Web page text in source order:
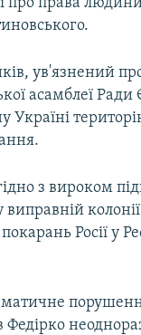
ув'язнений
асамблеї
Україні
з вироком
Росії у
Федірко